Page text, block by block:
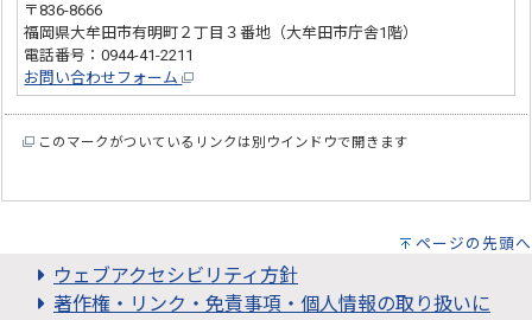
〒836-8666
福岡県大牟田市有明町２丁目３番地（大牟田市庁舎1階）
電話番号：0944-41-2211
お問い合わせフォーム
このマークがついているリンクは別ウインドウで開きます
ページの先頭へ
ウェブアクセシビリティ方針
著作権・リンク・免責事項・個人情報の取り扱いに